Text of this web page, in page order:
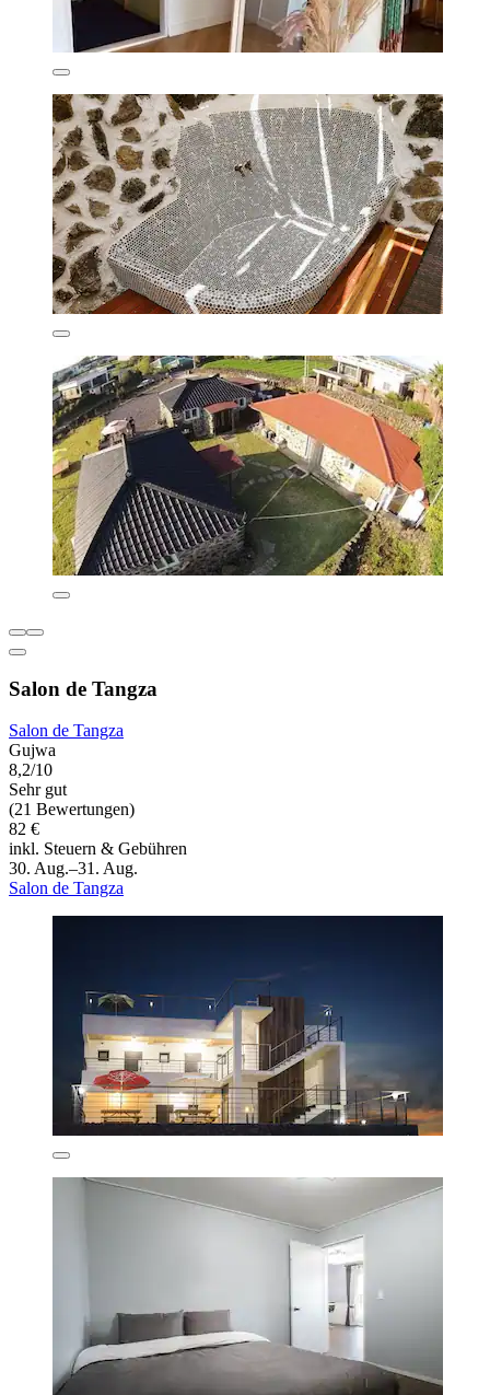
Salon de Tangza
Salon de Tangza
Gujwa
8,2/10
Sehr gut
(21 Bewertungen)
82 €
inkl. Steuern & Gebühren
30. Aug.–31. Aug.
Salon de Tangza